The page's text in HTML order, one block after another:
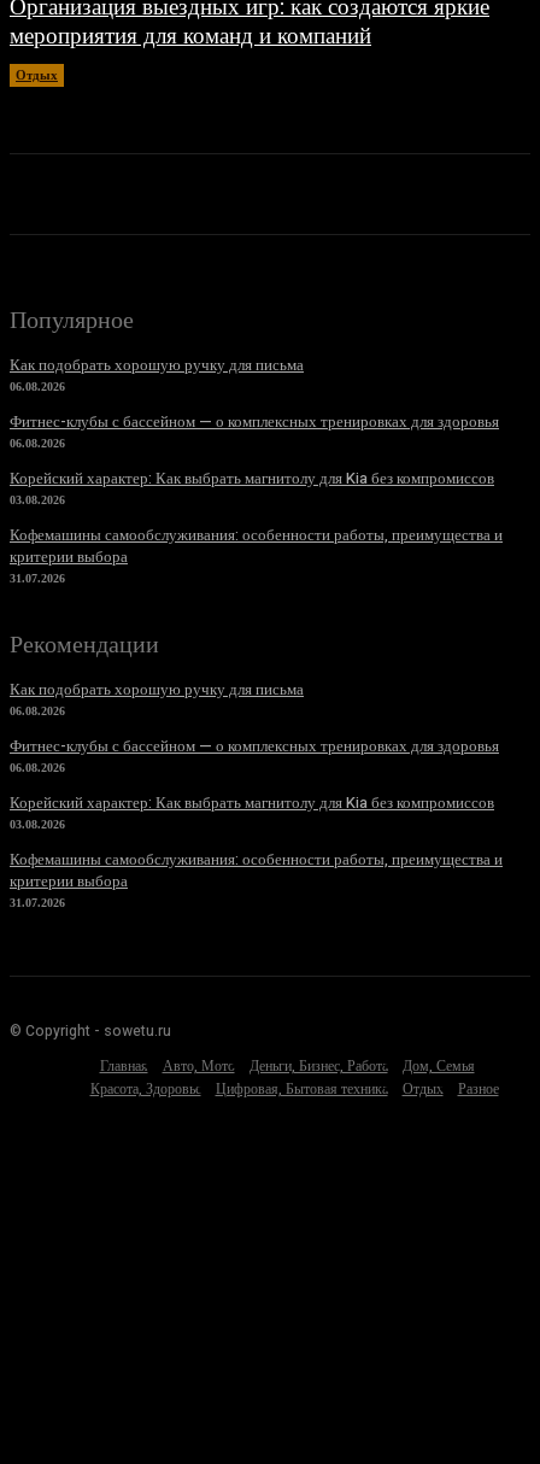
Организация выездных игр: как создаются яркие
мероприятия для команд и компаний
Отдых
Популярное
Как подобрать хорошую ручку для письма
06.08.2026
Фитнес-клубы с бассейном — о комплексных тренировках для здоровья
06.08.2026
Корейский характер: Как выбрать магнитолу для Kia без компромиссов
03.08.2026
Кофемашины самообслуживания: особенности работы, преимущества и
критерии выбора
31.07.2026
Рекомендации
Как подобрать хорошую ручку для письма
06.08.2026
Фитнес-клубы с бассейном — о комплексных тренировках для здоровья
06.08.2026
Корейский характер: Как выбрать магнитолу для Kia без компромиссов
03.08.2026
Кофемашины самообслуживания: особенности работы, преимущества и
критерии выбора
31.07.2026
© Copyright - sowetu.ru
Главная
Авто, Мото Деньги, Бизнес, Работа
Дом, Семья
Красота, Здоровье
Цифровая, Бытовая техника Отдых Разное